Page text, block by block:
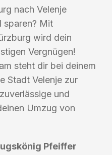
nach Velenje
sparen? Mit
wird dein
Vergnügen!
steht dir bei deinem
Stadt Velenje zur
und
Umzug von
Pfeiffer